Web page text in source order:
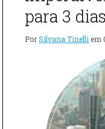
para 3 dias
PorSilvana Tinelli em